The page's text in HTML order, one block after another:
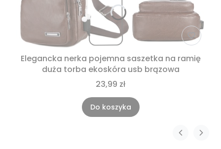
Elegancka nerka pojemna saszetka na ramię
duża torba ekoskóra usb brązowa
23,99 zł
Do koszyka